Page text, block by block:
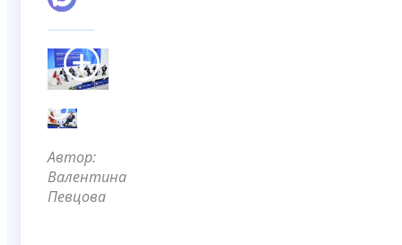
Автор:
Валентина
Певцова